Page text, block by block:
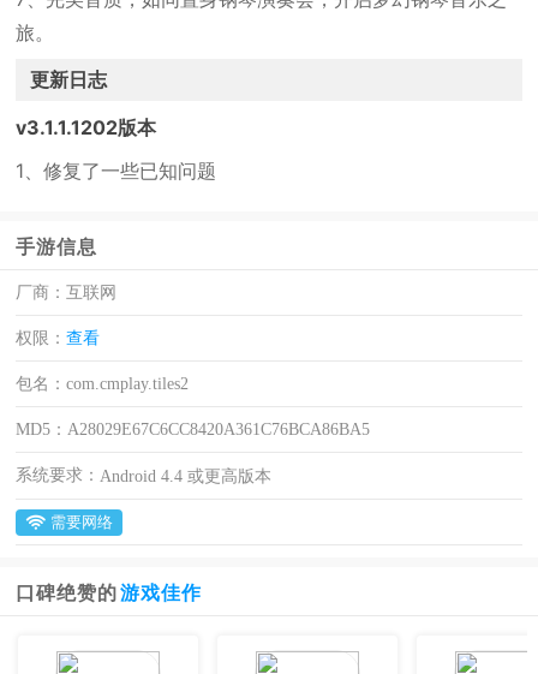
旅。
更新日志
v3.1.1.1202版本
1、修复了一些已知问题
手游信息
厂商： 互联网
权限：查看
包名：com.cmplay.tiles2
MD5：A28029E67C6CC8420A361C76BCA86BA5
系统要求： Android 4.4 或更高版本
需要网络
口碑绝赞的 游戏佳作